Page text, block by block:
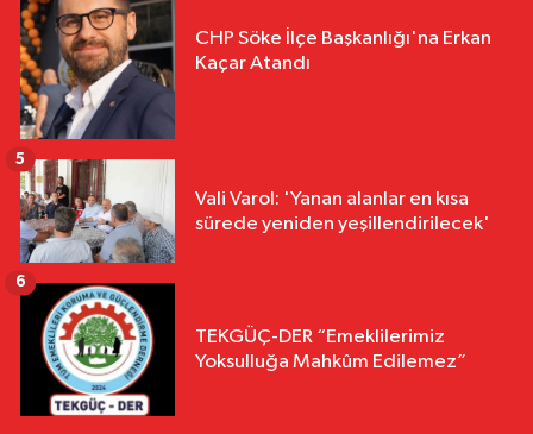
CHP Söke İlçe Başkanlığı'na Erkan
Kaçar Atandı
Vali Varol: 'Yanan alanlar en kısa
sürede yeniden yeşillendirilecek'
5
TEKGÜÇ-DER “Emeklilerimiz
Yoksulluğa Mahkûm Edilemez”
6